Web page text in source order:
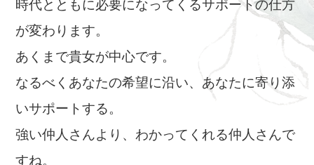
時代とともに必要になってくるサポートの仕方
が変わります。
あくまで貴女が中心です。
なるべくあなたの希望に沿い、あなたに寄り添
いサポートする。
強い仲人さんより、わかってくれる仲人さんで
すね。